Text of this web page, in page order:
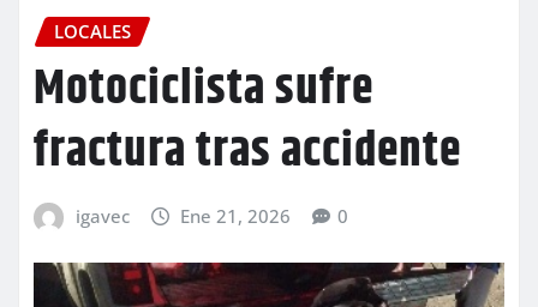
LOCALES
Motociclista sufre
fractura tras accidente
igavec Ene 21, 2026 0